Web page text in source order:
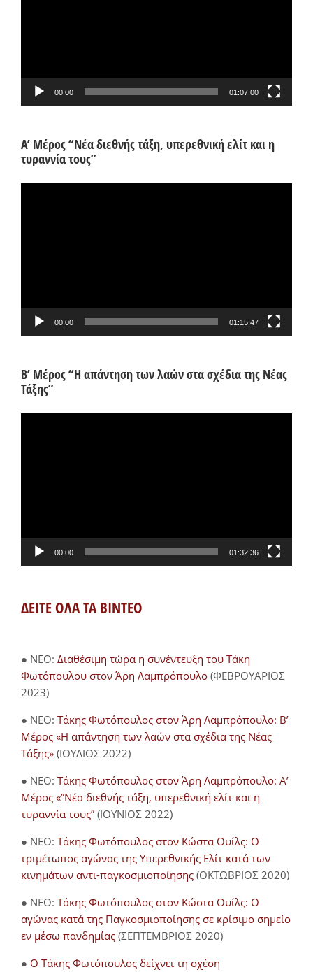
00:00 01:07:00
Α’ Μέρος “Νέα διεθνής τάξη, υπερεθνική ελίτ και η
τυραννία τους”
00:00 01:15:47
Β’ Μέρος “Η απάντηση των λαών στα σχέδια της Νέας
Τάξης”
00:00 01:32:36
ΔΕΙΤΕ ΟΛΑ ΤΑ ΒΙΝΤΕΟ
● NEO: Διαθέσιμη τώρα η συνέντευξη του Τάκη
Φωτόπουλου στον Άρη Λαμπρόπουλο (ΦΕΒΡΟΥΑΡΙΟΣ
2023)
● NEO: Τάκης Φωτόπουλος στον Άρη Λαμπρόπουλο: Β’
Μέρος «Η απάντηση των λαών στα σχέδια της Νέας
Τάξης» (ΙΟΥΛΙΟΣ 2022)
● NEO: Τάκης Φωτόπουλος στον Άρη Λαμπρόπουλο: Α’
Μέρος «”Νέα διεθνής τάξη, υπερεθνική ελίτ και η
τυραννία τους” (ΙΟΥΝΙΟΣ 2022)
● NEO: Τάκης Φωτόπουλος στον Κώστα Ουίλς: Ο
τριμέτωπος αγώνας της Υπερεθνικής Ελίτ κατά των
κινημάτων αντι-παγκοσμιοποίησης (ΟΚΤΩΒΡΙΟΣ 2020)
● NEO: Τάκης Φωτόπουλος στον Κώστα Ουίλς: Ο
αγώνας κατά της Παγκοσμιοποίησης σε κρίσιμο σημείο
εν μέσω πανδημίας (ΣΕΠΤΕΜΒΡΙΟΣ 2020)
● Ο Τάκης Φωτόπουλος δείχνει τη σχέση